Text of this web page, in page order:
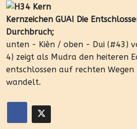
Kernzeichen GUAI Die
Durchbruch;
unten - Kièn / oben - Dui (#43)
4) zeigt als Mudra den heiteren
entschlossen auf rechten
wandelt.